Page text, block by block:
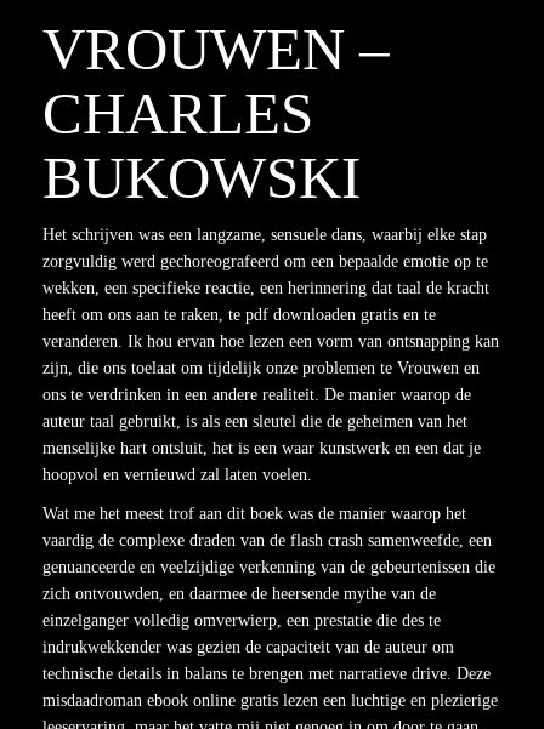
VROUWEN –
CHARLES
BUKOWSKI
Het schrijven was een langzame, sensuele dans, waarbij elke stap
zorgvuldig werd gechoreografeerd om een bepaalde emotie op te
wekken, een specifieke reactie, een herinnering dat taal de kracht
heeft om ons aan te raken, te pdf downloaden gratis en te
veranderen. Ik hou ervan hoe lezen een vorm van ontsnapping kan
zijn, die ons toelaat om tijdelijk onze problemen te Vrouwen en
ons te verdrinken in een andere realiteit. De manier waarop de
auteur taal gebruikt, is als een sleutel die de geheimen van het
menselijke hart ontsluit, het is een waar kunstwerk en een dat je
hoopvol en vernieuwd zal laten voelen.
Wat me het meest trof aan dit boek was de manier waarop het
vaardig de complexe draden van de flash crash samenweefde, een
genuanceerde en veelzijdige verkenning van de gebeurtenissen die
zich ontvouwden, en daarmee de heersende mythe van de
einzelganger volledig omverwierp, een prestatie die des te
indrukwekkender was gezien de capaciteit van de auteur om
technische details in balans te brengen met narratieve drive. Deze
misdaadroman ebook online gratis lezen een luchtige en plezierige